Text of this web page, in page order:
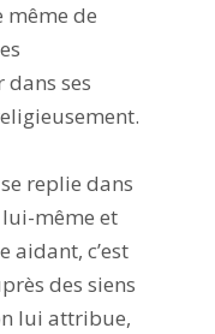
même de
ses
replie dans
même et
aidant, c’est
des siens
lui attribue,